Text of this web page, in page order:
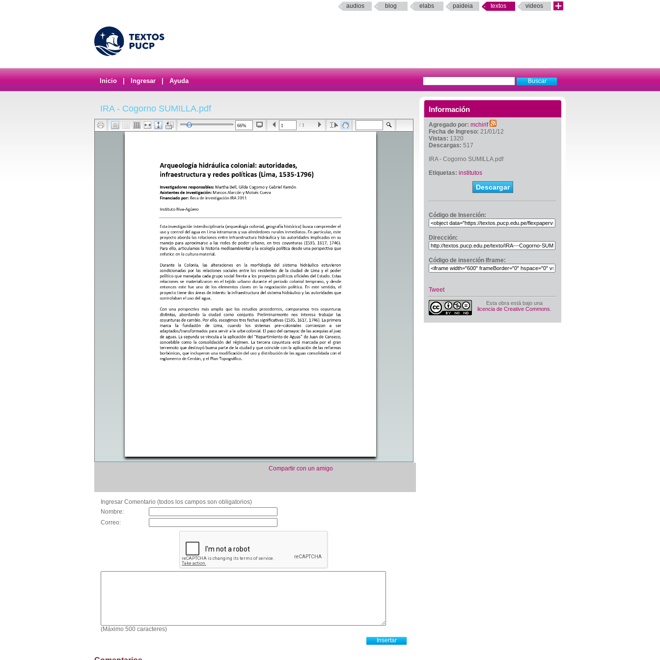
audios blog elabs paideia textos videos
Inicio Ingresar Ayuda
Información
Agregado por: mchirif
Fecha de Ingreso: 21/01/12
Vistas: 1320
Descargas: 517
IRA - Cogorno SUMILLA.pdf
Etiquetas: institutos
Descargar
Código de Inserción:
Dirección:
Código de inserción Iframe:
Tweet
Esta obra está bajo una
licencia de Creative Commons
IRA - Cogorno SUMILLA.pdf
/ 1
Compartir con un amigo
Ingresar Comentario (todos los campos son obligatorios)
Nombre:
Correo:
(Máximo 500 caracteres)